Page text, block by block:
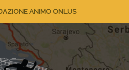
ANIMO ONLUS